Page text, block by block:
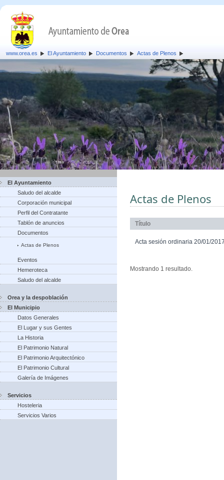
www.orea.es El Ayuntamiento Documentos Actas de Plenos
El Ayuntamiento
Saludo del alcalde
Corporación municipal
Perfil del Contratante
Tablón de anuncios
Documentos
Actas de Plenos
Eventos
Hemeroteca
Saludo del alcalde
Orea y la despoblación
El Municipio
Datos Generales
El Lugar y sus Gentes
La Historia
El Patrimonio Natural
El Patrimonio Arquitectónico
El Patrimonio Cultural
Galería de Imágenes
Servicios
Hosteleria
Servicios Varios
Actas de Plenos
Título
Acta sesión ordinaria 20/01/
Mostrando 1 resultado.